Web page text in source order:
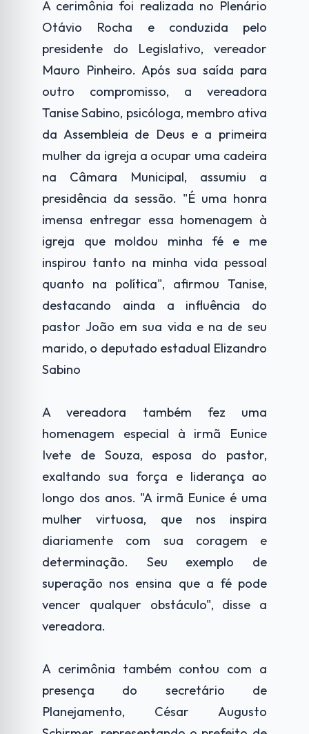
A cerimônia foi realizada no Plenário
Otávio Rocha e conduzida pelo
presidente do Legislativo, vereador
Mauro Pinheiro. Após sua saída para
outro compromisso, a vereadora
Tanise Sabino, psicóloga, membro ativa
da Assembleia de Deus e a primeira
mulher da igreja a ocupar uma cadeira
na Câmara Municipal, assumiu a
presidência da sessão. "É uma honra
imensa entregar essa homenagem à
igreja que moldou minha fé e me
inspirou tanto na minha vida pessoal
quanto na política", afirmou Tanise,
destacando ainda a influência do
pastor João em sua vida e na de seu
marido, o deputado estadual Elizandro
Sabino
A vereadora também fez uma
homenagem especial à irmã Eunice
Ivete de Souza, esposa do pastor,
exaltando sua força e liderança ao
longo dos anos. "A irmã Eunice é uma
mulher virtuosa, que nos inspira
diariamente com sua coragem e
determinação. Seu exemplo de
superação nos ensina que a fé pode
vencer qualquer obstáculo", disse a
vereadora.
A cerimônia também contou com a
presença do secretário de
Planejamento, César Augusto